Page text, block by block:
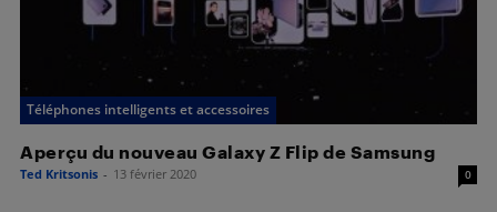
Téléphones intelligents et accessoires
Aperçu du nouveau Galaxy Z Flip de Samsung
Ted Kritsonis - 13 février 2020 0